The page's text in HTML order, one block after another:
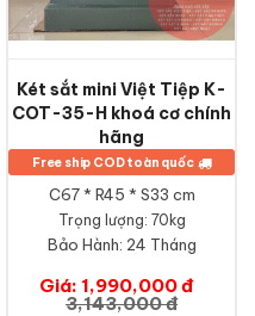
Két sắt mini Việt Tiệp K-
COT-35-H khoá cơ chính
hãng
Free ship COD toàn quốc
C67 * R45 * S33 cm
Trọng lượng: 70kg
Bảo Hành: 24 Tháng
Giá: 1,990,000 đ
3,143,000 đ